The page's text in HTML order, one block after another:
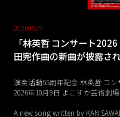
20260525
「林英哲 コンサート
田完作曲の新曲が披露さ
演奏活動55周年記念 林英哲 コ
2026年10月9日 よこすか芸術劇場
A new song written by KAN